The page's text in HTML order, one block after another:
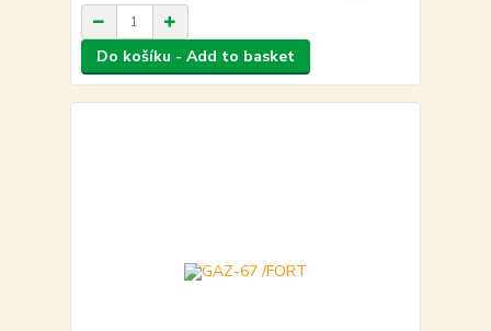
Do košíku - Add to basket